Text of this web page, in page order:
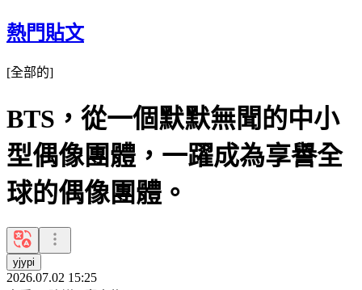
熱門貼文
[全部的]
BTS，從一個默默無聞的中小
型偶像團體，一躍成為享譽全
球的偶像團體。
yjypi
2026.07.02 15:25